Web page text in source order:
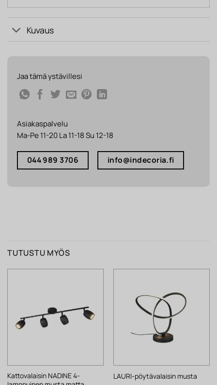
Kuvaus
Jaa tämä ystävillesi
Asiakaspalvelu
Ma-Pe 11-20 La 11-18 Su 12-18
044 989 3706 info@indecoria.fi
TUTUSTU MYÖS
Kattovalaisin NADINE 4-
LAURI-pöytävalaisin musta